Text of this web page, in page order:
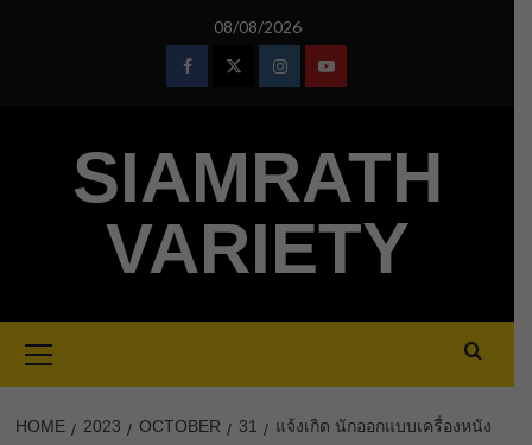
08/08/2026
FacebookTwitterInstagramYoutube
SIAMRATH
VARIETY
Menu
HOME 2023 OCTOBER 31
แจ้งเกิด นักออกแบบเครื่องหนัง